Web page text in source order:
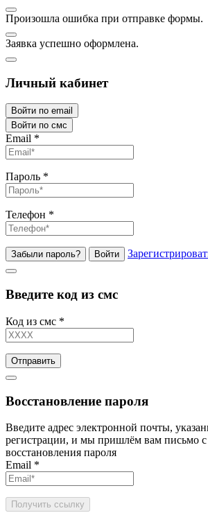
Произошла ошибка при отправке формы.
Заявка успешно оформлена.
Личный кабинет
Войти по email
Войти по смс
Email *
Пароль *
Телефон *
Забыли пароль? Войти
Введите код из смс
Код из смс *
Отправить
Восстановление пароля
Введите адрес электронной почты,
регистрации, и мы пришлём вам письмо с
восстановления пароля
Email *
Получить ссылку